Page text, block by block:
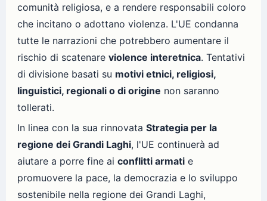
comunità religiosa, e a rendere responsabili coloro
che incitano o adottano violenza. L'UE condanna
tutte le narrazioni che potrebbero aumentare il
rischio di scatenare violence interetnica. Tentativi
di divisione basati su motivi etnici, religiosi,
linguistici, regionali o di origine non saranno
tollerati.
In linea con la sua rinnovata Strategia per la
regione dei Grandi Laghi, l'UE continuerà ad
aiutare a porre fine ai conflitti armati e
promuovere la pace, la democrazia e lo sviluppo
sostenibile nella regione dei Grandi Laghi,